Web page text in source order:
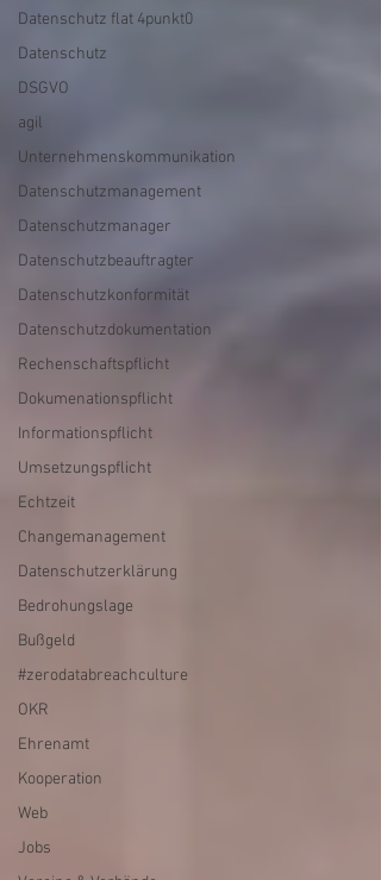
Datenschutz flat 4punkt0
Datenschutz
DSGVO
agil
Unternehmenskommunikation
Datenschutzmanagement
Datenschutzmanager
Datenschutzbeauftragter
Datenschutzkonformität
Datenschutzdokumentation
Rechenschaftspflicht
Dokumenationspflicht
Informationspflicht
Umsetzungspflicht
Echtzeit
Changemanagement
Datenschutzerklärung
Bedrohungslage
Bußgeld
#zerodatabreachculture
OKR
Ehrenamt
Kooperation
Web
Jobs